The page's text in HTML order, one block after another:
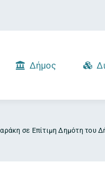
Δήμος
σε Επίτιμη Δημότη του